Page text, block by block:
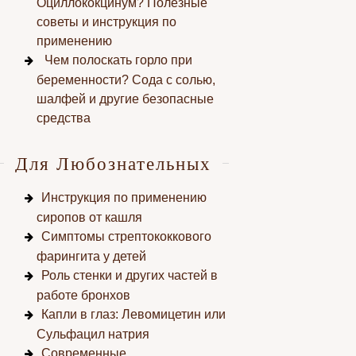
Оциллококцинум? Полезные
советы и инструкция по
применению
Чем полоскать горло при
беременности? Сода с солью,
шалфей и другие безопасные
средства
Для Любознательных
Инструкция по применению
сиропов от кашля
Симптомы стрептококкового
фарингита у детей
Роль стенки и других частей в
работе бронхов
Капли в глаз: Левомицетин или
Сульфацил натрия
Современные